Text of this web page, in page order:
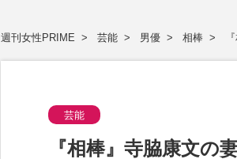
週刊女性PRIME 芸能 男優 相棒
芸能
『相棒』寺脇康文の